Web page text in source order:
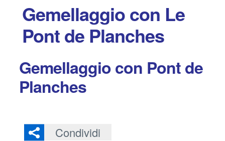
Gemellaggio con Le
Pont de Planches
Gemellaggio con Pont de
Planches
Condividi